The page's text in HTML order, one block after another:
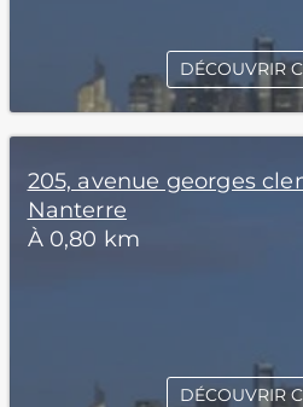
DÉCOUVRIR
205, avenue georges
Nanterre
À 0,80 km
DÉCOUVRIR